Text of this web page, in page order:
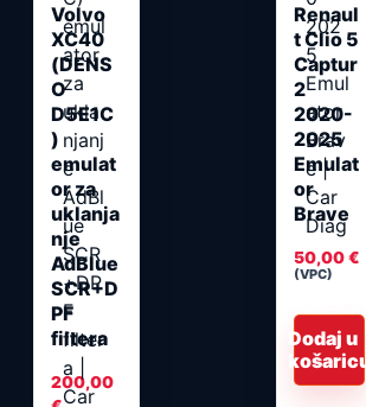
Volvo
XC40
(DENS
O
D5E1C
)
emulat
or za
uklanja
nje
AdBlue
SCR+D
PF
filtera
200,00
Renaul
t Clio 5
Captur
2
2020-
2025
Emulat
or
Brave
50,00€
(VPC)
Dodaj u
košaricu